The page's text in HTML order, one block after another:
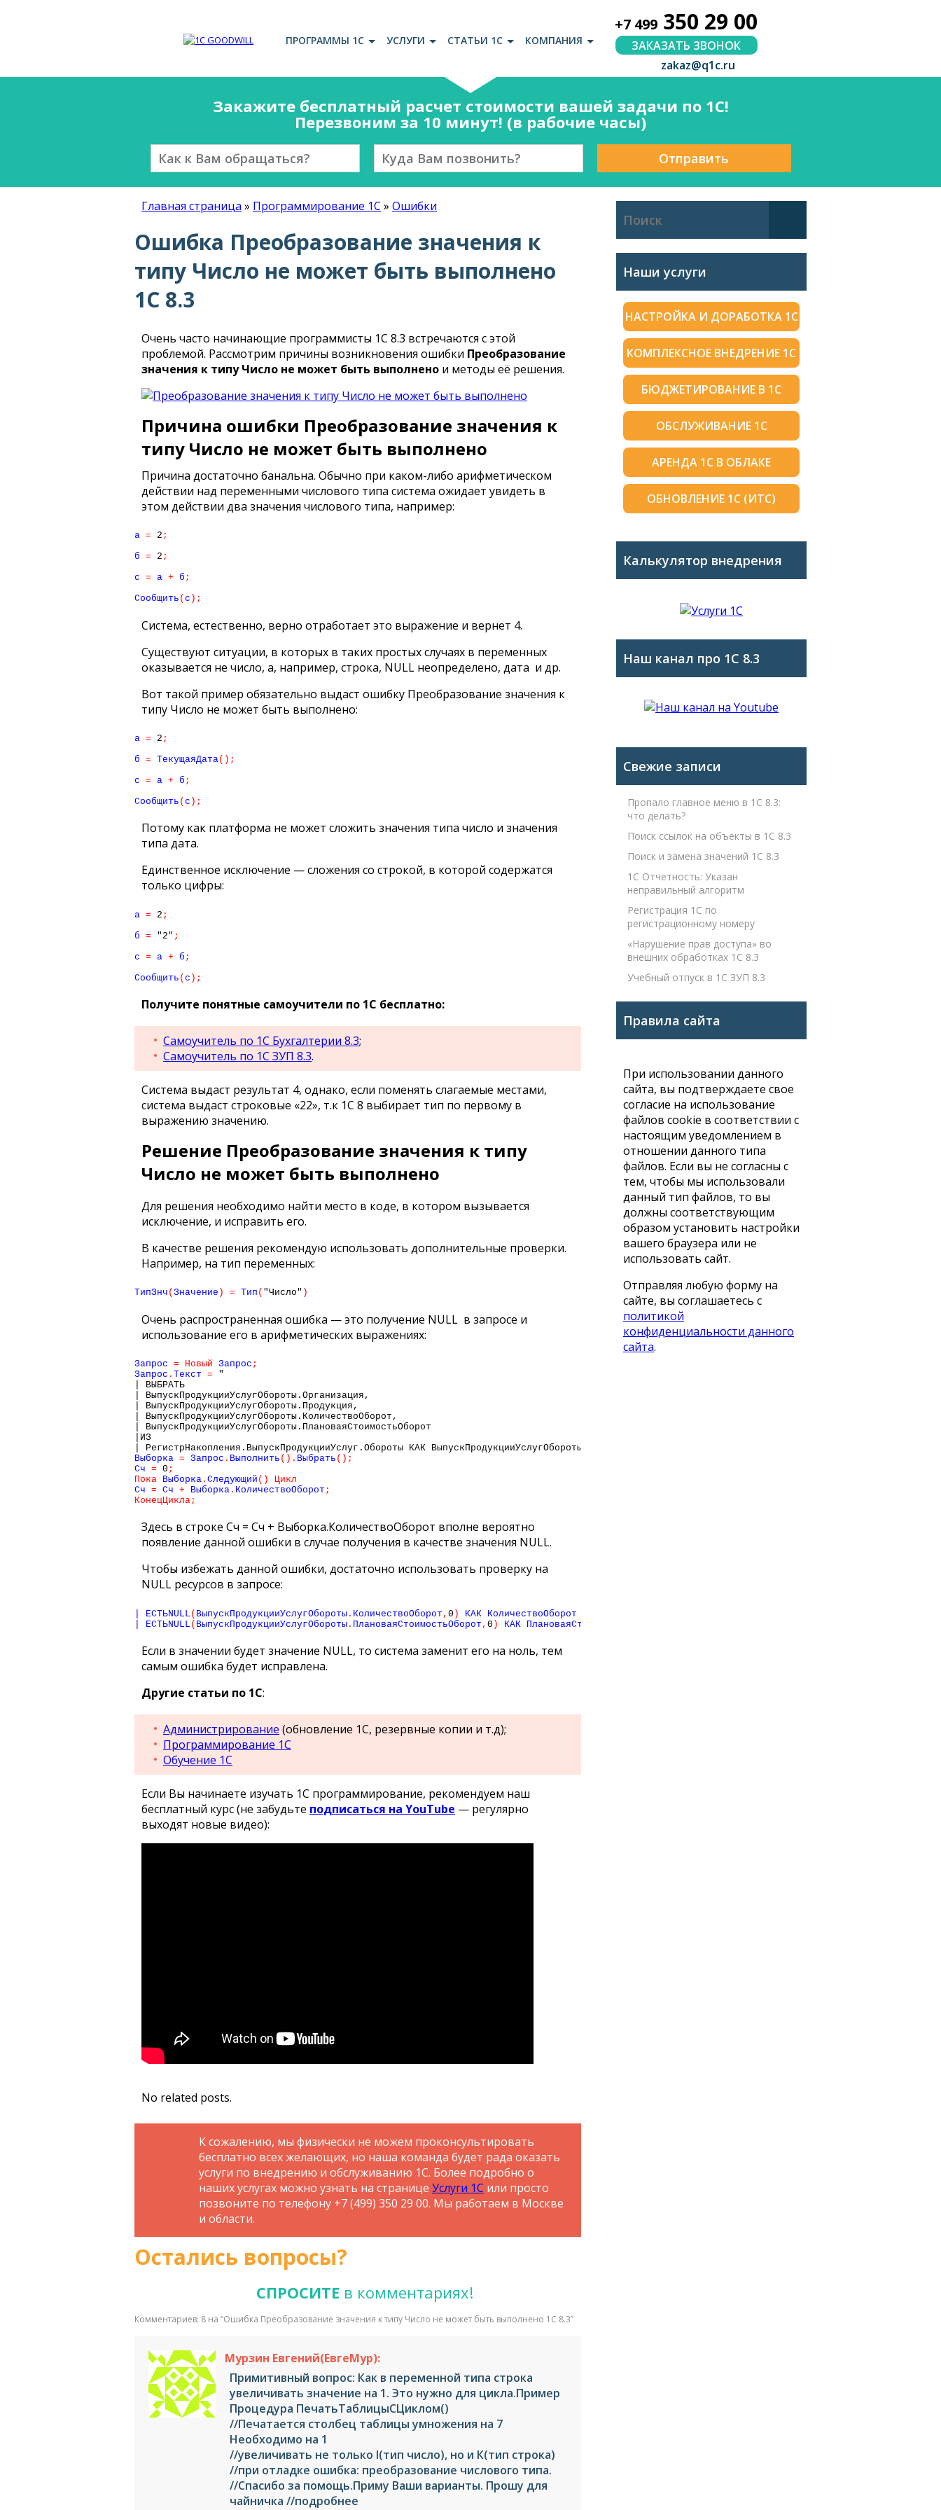
ПРОГРАММЫ 1С УСЛУГИ СТАТЬИ 1С КОМПАНИЯ
+7 499 350 29 00
ЗАКАЗАТЬ ЗВОНОК
zakaz@q1c.ru
Закажите бесплатный расчет стоимости вашей задачи по 1С!
Перезвоним за 10 минут! (в рабочие часы)
Отправить
Главная страница » Программирование 1С » Ошибки
Ошибка Преобразование значения к
типу Число не может быть выполнено
1С 8.3
Очень часто начинающие программисты 1С 8.3 встречаются с этой
проблемой. Рассмотрим причины возникновения ошибки Преобразование
значения к типу Число не может быть выполнено и методы её решения.
Причина ошибки Преобразование значения к
типу Число не может быть выполнено
Причина достаточно банальна. Обычно при каком-либо арифметическом
действии над переменными числового типа система ожидает увидеть в
этом действии два значения числового типа, например:
а = 2 ;
б = 2 ;
с = а + б ;
Сообщить ( с ) ;
Система, естественно, верно отработает это выражение и вернет 4.
Существуют ситуации, в которых в таких простых случаях в переменных
оказывается не число, а, например, строка, NULL неопределено, дата и др.
Вот такой пример обязательно выдаст ошибку Преобразование значения к
типу Число не может быть выполнено:
а = 2 ;
б = ТекущаяДата( ) ;
с = а + б ;
Сообщить ( с ) ;
Потому как платформа не может сложить значения типа число и значения
типа дата.
Единственное исключение — сложения со строкой, в которой содержатся
только цифры:
а = 2 ;
б = "2" ;
с = а + б ;
Сообщить (с ) ;
Получите понятные самоучители по 1С бесплатно:
Самоучитель по 1С Бухгалтерии 8.3;
Самоучитель по 1С ЗУП 8.3.
Система выдаст результат 4, однако, если поменять слагаемые местами,
система выдаст строковые «22», т.к 1С 8 выбирает тип по первому в
выражению значению.
Решение Преобразование значения к типу
Число не может быть выполнено
Для решения необходимо найти место в коде, в котором вызывается
исключение, и исправить его.
В качестве решения рекомендую использовать дополнительные проверки.
Например, на тип переменных:
ТипЗнч ( Значение ) = Тип ( "Число" )
Очень распространенная ошибка — это получение NULL в запросе и
использование его в арифметических выражениях:
Запрос = Новый Запрос ;
Запрос . Текст =
"
| ВЫБРАТЬ
| ВыпускПродукцииУслугОбороты.Организация,
| ВыпускПродукцииУслугОбороты.Продукция,
| ВыпускПродукцииУслугОбороты.КоличествоОборот,
| ВыпускПродукцииУслугОбороты.ПлановаяСтоимостьОборот
|ИЗ
| РегистрНакопления.ВыпускПродукцииУслуг.Обороты КАК ВыпускПродукцииУслугОбороты"
Выборка = Запрос . Выполнить ( ) . Выбрать ( ) ;
Сч = 0 ;
Пока Выборка . Следующий ( )
Цикл
Сч = Сч + Выборка . КоличествоОборот ;
КонецЦикла;
Здесь в строке Сч = Сч + Выборка.КоличествоОборот вполне вероятно
появление данной ошибки в случае получения в качестве значения NULL.
Чтобы избежать данной ошибки, достаточно использовать проверку на
NULL ресурсов в запросе:
| ЕСТЬNULL ( ВыпускПродукцииУслугОбороты . КоличествоОборот , 0 )
КАК КоличествоОборот
| ЕСТЬNULL ( ВыпускПродукцииУслугОбороты . ПлановаяСтоимостьОборот , 0 )
Если в значении будет значение NULL, то система заменит его на ноль, тем
самым ошибка будет исправлена.
Другие статьи по 1С:
Администрирование (обновление 1С, резервные копии и т.д);
Программирование 1С
Обучение 1С
Если Вы начинаете изучать 1С программирование, рекомендуем наш
бесплатный курс (не забудьте подписаться на YouTube — регулярно
выходят новые видео):
No related posts.
К сожалению, мы физически не можем проконсультировать
бесплатно всех желающих, но наша команда будет рада оказать
услуги по внедрению и обслуживанию 1С. Более подробно о
наших услугах можно узнать на странице Услуги 1С или просто
позвоните по телефону +7 (499) 350 29 00. Мы работаем в Москве
и области.
Остались вопросы?
СПРОСИТЕ в комментариях!
Комментариев: 8 на “Ошибка Преобразование значения к типу Число не может быть выполнено 1С 8.3”
Мурзин Евгений(ЕвгеМур):
Примитивный вопрос: Как в переменной типа строка
увеличивать значение на 1. Это нужно для цикла.Пример
Процедура ПечатьТаблицыСЦиклом()
//Печатается столбец таблицы умножения на 7
Необходимо на 1
//увеличивать не только I(тип число), но и К(тип строка)
//при отладке ошибка: преобразование числового типа.
//Спасибо за помощь.Приму Ваши варианты. Прошу для
чайничка //подробнее
Наши услуги
НАСТРОЙКА И ДОРАБОТКА 1С
КОМПЛЕКСНОЕ ВНЕДРЕНИЕ 1С
БЮДЖЕТИРОВАНИЕ В 1С
ОБСЛУЖИВАНИЕ 1С
АРЕНДА 1С В ОБЛАКЕ
ОБНОВЛЕНИЕ 1С (ИТС)
Калькулятор внедрения
Наш канал про 1С 8.3
Свежие записи
Пропало главное меню в 1С 8.3:
что делать?
Поиск ссылок на объекты в 1С 8.3
Поиск и замена значений 1С 8.3
1С Отчетность: Указан
неправильный алгоритм
Регистрация 1С по
регистрационному номеру
«Нарушение прав доступа» во
внешних обработках 1С 8.3
Учебный отпуск в 1С ЗУП 8.3
Правила сайта
При использовании данного
сайта, вы подтверждаете свое
согласие на использование
файлов cookie в соответствии с
настоящим уведомлением в
отношении данного типа
файлов. Если вы не согласны с
тем, чтобы мы использовали
данный тип файлов, то вы
должны соответствующим
образом установить настройки
вашего браузера или не
использовать сайт.
Отправляя любую форму на
сайте, вы соглашаетесь с
политикой
конфиденциальности данного
сайта.